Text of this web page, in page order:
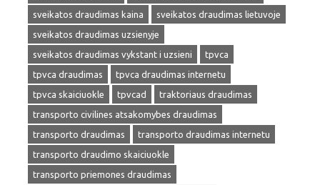
sveikatos draudimas kaina
sveikatos draudimas lietuvoje
sveikatos draudimas uzsienyje
sveikatos draudimas vykstant i uzsieni
tpvca
tpvca draudimas
tpvca draudimas internetu
tpvca skaiciuokle
tpvcad
traktoriaus draudimas
transporto civilines atsakomybes draudimas
transporto draudimas
transporto draudimas internetu
transporto draudimo skaiciuokle
transporto priemones draudimas